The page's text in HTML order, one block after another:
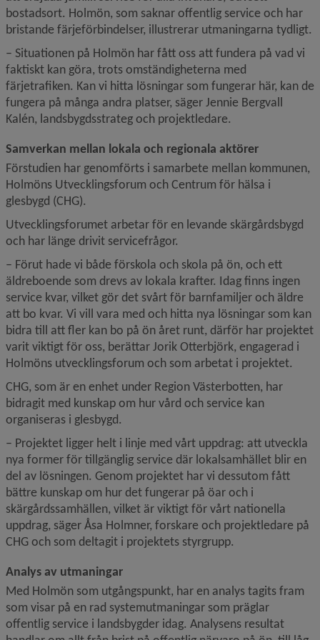
bostadsort. Holmön, som saknar offentlig service och har
bristande färjeförbindelser, illustrerar utmaningarna tydligt.
– Situationen på Holmön har fått oss att fundera på vad vi
faktiskt kan göra, trots omständigheterna med
färjetrafiken. Kan vi hitta lösningar som fungerar här, kan de
fungera på många andra platser, säger Jennie Bergvall
Kalén, landsbygdsstrateg och projektledare.
Samverkan mellan lokala och regionala aktörer
Förstudien har genomförts i samarbete mellan kommunen,
Holmöns Utvecklingsforum och Centrum för hälsa i
glesbygd (CHG).
Utvecklingsforumet arbetar för en levande skärgårdsbygd
och har länge drivit servicefrågor.
– Förut hade vi både förskola och skola på ön, och ett
äldreboende som drevs av lokala krafter. Idag finns ingen
service kvar, vilket gör det svårt för barnfamiljer och äldre
att bo kvar. Vi vill vara med och hitta nya lösningar som kan
bidra till att fler kan bo på ön året runt, därför har projektet
varit viktigt för oss, berättar Jorik Otterbjörk, engagerad i
Holmöns utvecklingsforum och som arbetat i projektet.
CHG, som är en enhet under Region Västerbotten, har
bidragit med kunskap om hur vård och service kan
organiseras i glesbygd.
– Projektet ligger helt i linje med vårt uppdrag: att utveckla
nya former för tillgänglig service där lokalsamhället blir en
del av lösningen. Genom projektet har vi dessutom fått
bättre kunskap om hur det fungerar på öar och i
skärgårdssamhällen, vilket är viktigt för vårt nationella
uppdrag, säger Åsa Holmner, forskare och projektledare på
CHG och som deltagit i projektets styrgrupp.
Analys av utmaningar
Med Holmön som utgångspunkt, har en analys tagits fram
som visar på en rad systemutmaningar som präglar
offentlig service i landsbygder idag. Analysens resultat